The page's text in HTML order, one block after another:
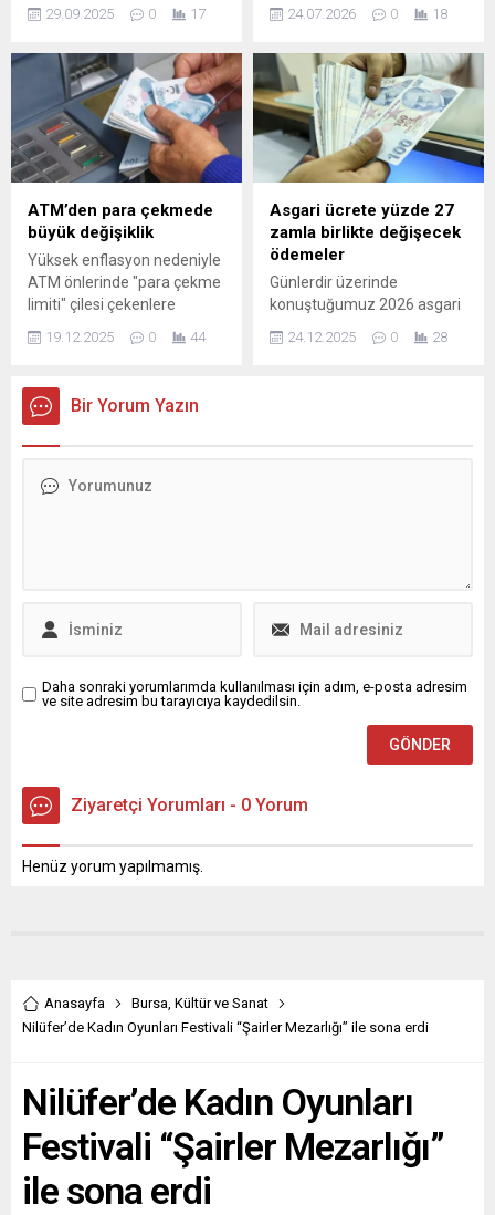
geliştirmeleri...
içten teşekkür. Destek ve
29.09.2025 0 17
Dünyada siyaset bilimi ve
tartışmalarında son
dönemin en dikkat çeken
eserlerinden biri olan
Belçikalı siyaset teorisyeni
Anton Jäger’in
“Hyperpolitics: Extreme
Politicization without
Political Consequences”
(Hiperpolitika: Siyasal
Siyasallaşma) adlı kitabı,
yayımlanmasının...
24.07.2026 0 18
ATM’den para çekmede
büyük değişiklik
Yüksek enflasyon nedeniyle
ATM önlerinde "para çekme
limiti" çilesi çekenlere
bankalardan yeni haber var.
Nakit paraya ihtiyacın arttığı,
yetersiz kaldığı günlerde
bankacılık sektörü yeni yıla
19.12.2025 0 44
Asgari ücrete yüzde 27
zamla birlikte değişecek
ödemeler
Günlerdir üzerinde
konuştuğumuz 2026 asgari
ücret netleşti. Yeni asgari
ücret yüzde 27 artışla 28 bin
24.12.2025 0 28
Bir Yorum Yazın
Daha sonraki yorumlarımda kullanılması için adım, e-posta adresim
ve site adresim bu tarayıcıya kaydedilsin.
Ziyaretçi Yorumları - 0 Yorum
Henüz yorum yapılmamış.
Anasayfa Bursa, Kültür ve Sanat
Nilüfer’de Kadın Oyunları Festivali “Şairler Mezarlığı” ile sona erdi
Nilüfer’de Kadın Oyunları
Festivali “Şairler Mezarlığı”
ile sona erdi